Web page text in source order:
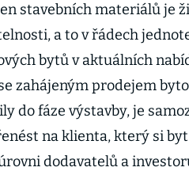
stavebních materiálů je
a to v řádech
bytů v aktuálních
zahájeným prodejem
do fáze výstavby, je
na klienta, který si
dodavatelů a